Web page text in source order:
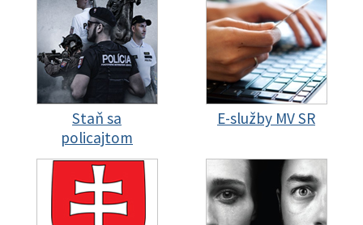
Staň sa
policajtom
E-služby MV SR